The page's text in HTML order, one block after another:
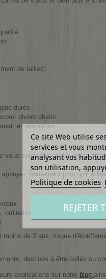
de tailles)
durée
divers objets
et décoration
vous souhaitez appliquer les
fermement pour qu'il
vœux
ordinateurs portables
moins de 3 ans, risque
destinés à être collés ou
explications sur notre blog
Ce site Web utilise
services et vous
analysant vos
son utilisation,
Politique de cookies
REJETER